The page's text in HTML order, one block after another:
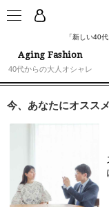
「新しい40
Aging Fashion
40代からの大人オシャレ
今、あなたにオススメ